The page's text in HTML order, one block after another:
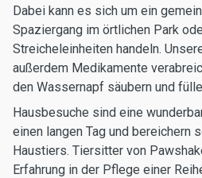
Dabei kann es sich um ein
Spaziergang im örtlichen Park
Streicheleinheiten handeln.
außerdem Medikamente
den Wassernapf säubern und
Hausbesuche sind eine
einen langen Tag und bereichern
Haustiers. Tiersitter von
Erfahrung in der Pflege einer